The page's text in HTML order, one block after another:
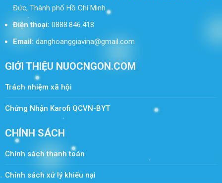
Đức, Thành phố Hồ Chí Minh
Điện thoại: 0888.846.418
Email: danghoanggiavina@gmail.com
GIỚI THIỆU NUOCNGON.COM
Trách nhiệm xã hội
Chứng Nhận Karofi QCVN-BYT
CHÍNH SÁCH
Chính sách thanh toán
Chính sách xử lý khiếu nại